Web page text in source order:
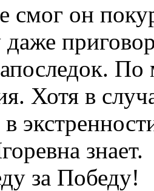
смог он
даже
По
Хотя в
знает.
за Победу!